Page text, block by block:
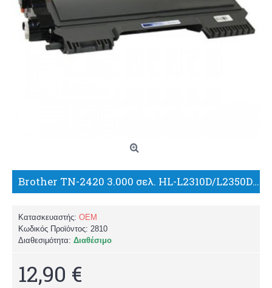
Brother TN-2420 3.000 σελ. HL-L2310D/L2350DN/L2370DN/L2375DW, DCP-L2510D/L2530DW, MFC-L2710DN/L2730DW/L2750DW ΣΥΜΒΑΤΟ TONER/PK/WW
Κατασκευαστής: OEM
Κωδικός Προϊόντος: 2810
Διαθεσιμότητα: Διαθέσιμο
12,90 €